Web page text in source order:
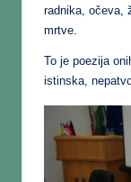
radnika, očeva,
mrtve.
To je poezija
istinska,